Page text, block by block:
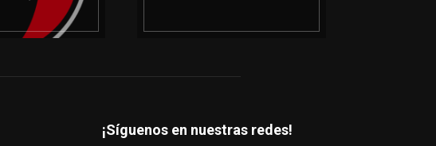
¡Síguenos en nuestras redes!